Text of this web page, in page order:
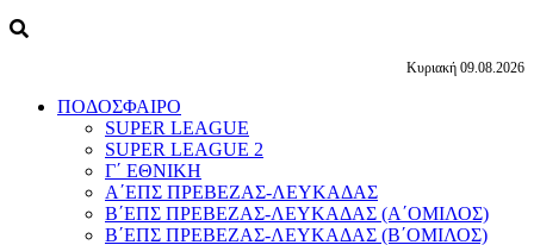
Κυριακή 09.08.2026
ΠΟΔΟΣΦΑΙΡΟ
SUPER LEAGUE
SUPER LEAGUE 2
Γ΄ ΕΘΝΙΚΗ
Α΄ΕΠΣ ΠΡΕΒΕΖΑΣ-ΛΕΥΚΑΔΑΣ
Β΄ΕΠΣ ΠΡΕΒΕΖΑΣ-ΛΕΥΚΑΔΑΣ (Α΄ΟΜΙΛΟΣ)
Β΄ΕΠΣ ΠΡΕΒΕΖΑΣ-ΛΕΥΚΑΔΑΣ (Β΄ΟΜΙΛΟΣ)